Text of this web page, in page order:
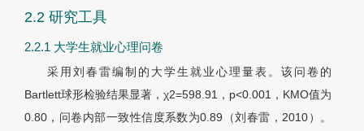
2.2 研究工具
2.2.1 大学生就业心理问卷
采用刘春雷编制的大学生就业心理量表。该问卷的
Bartlett球形检验结果显著， χ2=598.91，p<0.001，KMO值为
0.80，问卷内部一致性信度系数为0.89（刘春雷，2010）。